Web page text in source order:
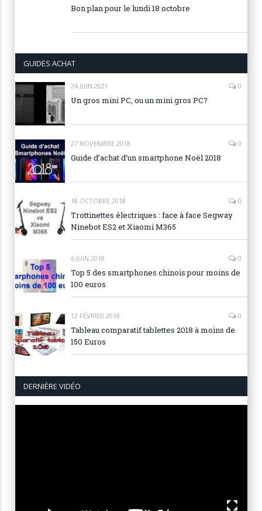
Bon plan pour le lundi 18 octobre
GUIDES ACHAT
24 JUIN 2021 0
Un gros mini PC, ou un mini gros PC?
27 NOVEMBRE 2018 0
Guide d’achat d’un smartphone Noël 2018
18 OCTOBRE 2018 0
Trottinettes électriques : face à face Segway
Ninebot ES2 et Xiaomi M365
6 JUIN 2018 0
Top 5 des smartphones chinois pour moins de
100 euros
12 FÉVRIER 2018 0
Tableau comparatif tablettes 2018 à moins de
150 Euros
DERNIÈRE VIDÉO